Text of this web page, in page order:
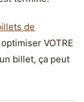
de
VOTRE
billet, ça peut